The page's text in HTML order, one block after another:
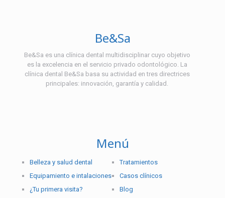
Be&Sa
Be&Sa es una clínica dental multidisciplinar cuyo objetivo
es la excelencia en el servicio privado odontológico. La
clínica dental Be&Sa basa su actividad en tres directrices
principales: innovación, garantía y calidad.
Menú
Belleza y salud dental
Equipamiento e intalaciones
¿Tu primera visita?
Tratamientos
Casos clínicos
Blog